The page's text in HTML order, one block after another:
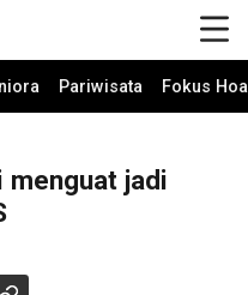
Pariwisata Fokus
menguat jadi